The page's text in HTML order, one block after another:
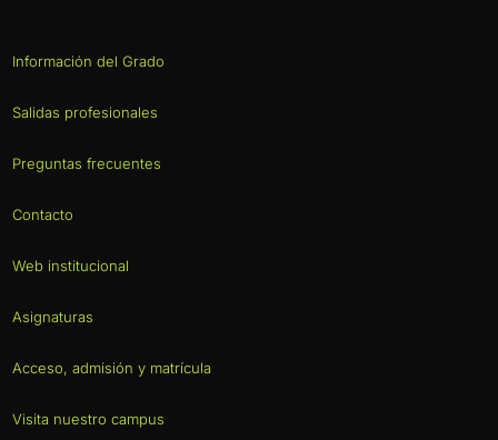
Información del Grado
Salidas profesionales
Preguntas frecuentes
Contacto
Web institucional
Asignaturas
Acceso, admisión y matrícula
Visita nuestro campus